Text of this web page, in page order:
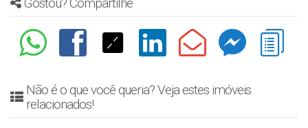
Gostou? Compartilhe
Não é o que você queria? Veja estes imóveis
relacionados!